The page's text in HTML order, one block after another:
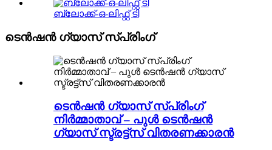
ബ്ലോക്ക്-ഒ-ലിഫ്റ്റ് ടി
ടെൻഷൻ ഗ്യാസ് സ്പ്രിംഗ്
ടെൻഷൻ ഗ്യാസ് സ്പ്രിംഗ്
നിർമ്മാതാവ് – പുൾ ടെൻഷൻ
ഗ്യാസ് സ്ട്രട്ട്സ് വിതരണക്കാരൻ